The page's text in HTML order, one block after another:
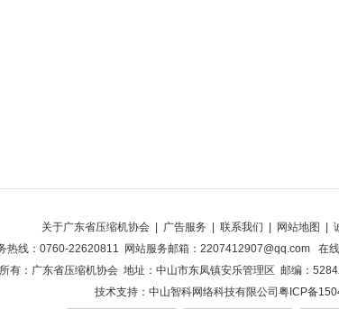
关于广东省压缩机协会| 广告服务 联系我们 网站地图
热线：0760-22620811 网站服务邮箱：2207412907@qq.com 在
有：广东省压缩机协会 地址：中山市东凤镇安乐管理区 邮编：
技术支持： 中山智科网络科技有限公司 粤ICP备